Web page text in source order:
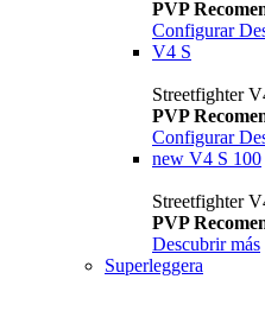
PVP
Configurar
V4 S
Streetfighter
PVP
Configurar
new V4 S 100
Streetfighter
PVP
Descubrir más
Superleggera